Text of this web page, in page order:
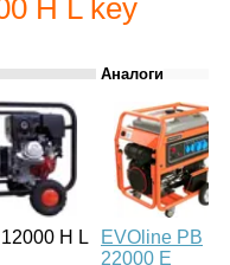
H L key
Аналоги
H L
EVOline PB
22000 E